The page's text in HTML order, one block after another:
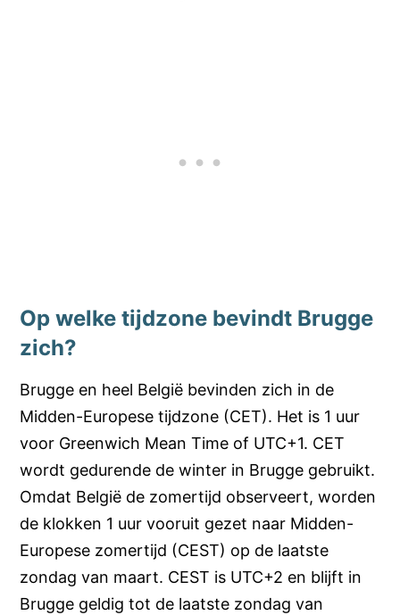
Op welke tijdzone bevindt Brugge
zich?
Brugge en heel België bevinden zich in de
Midden-Europese tijdzone (CET). Het is 1 uur
voor Greenwich Mean Time of UTC+1. CET
wordt gedurende de winter in Brugge gebruikt.
Omdat België de zomertijd observeert, worden
de klokken 1 uur vooruit gezet naar Midden-
Europese zomertijd (CEST) op de laatste
zondag van maart. CEST is UTC+2 en blijft in
Brugge geldig tot de laatste zondag van